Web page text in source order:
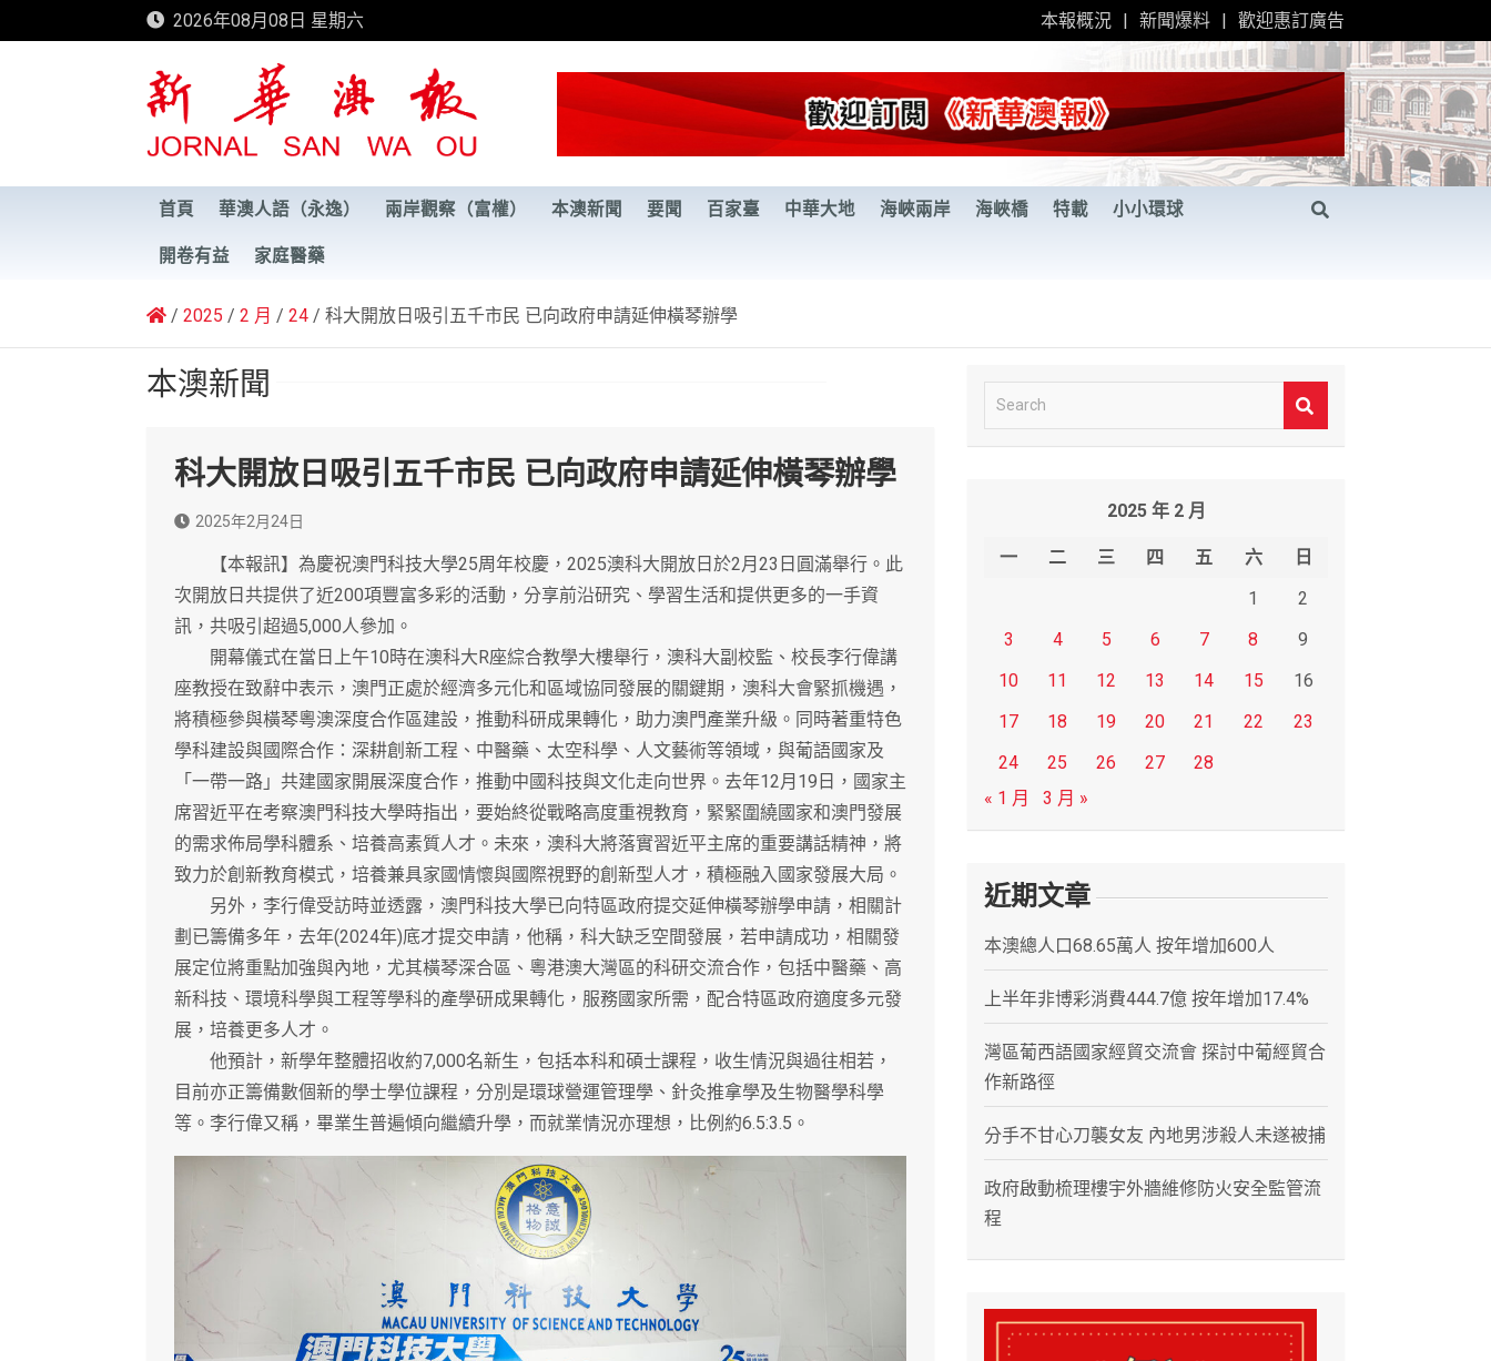
to
2026年08月08日 星期六 本報概況 新聞爆料 歡迎惠訂廣告
新華澳報
首頁 華澳人語（永逸） 兩岸觀察（富權） 本澳新聞 要聞 百家臺 中華大地 海峽兩岸 海峽橋 特載 小小環球
開卷有益 家庭醫藥
2025 2 月 24 科大開放日吸引五千市民 已向政府申請延伸橫琴辦學
本澳新聞
科大開放日吸引五千市民 已向政府申請延伸橫琴辦學
2025年2月24日
【本報訊】為慶祝澳門科技大學25周年校慶，2025澳科大開放日於2月23日圓滿舉行。此
次開放日共提供了近200項豐富多彩的活動，分享前沿研究、學習生活和提供更多的一手資
訊，共吸引超過5,000人參加。
開幕儀式在當日上午10時在澳科大R座綜合教學大樓舉行，澳科大副校監、校長李行偉講
座教授在致辭中表示，澳門正處於經濟多元化和區域協同發展的關鍵期，澳科大會緊抓機遇，
將積極參與橫琴粵澳深度合作區建設，推動科研成果轉化，助力澳門產業升級。同時著重特色
學科建設與國際合作：深耕創新工程、中醫藥、太空科學、人文藝術等領域，與葡語國家及
「一帶一路」共建國家開展深度合作，推動中國科技與文化走向世界。去年12月19日，國家主
席習近平在考察澳門科技大學時指出，要始終從戰略高度重視教育，緊緊圍繞國家和澳門發展
的需求佈局學科體系、培養高素質人才。未來，澳科大將落實習近平主席的重要講話精神，將
致力於創新教育模式，培養兼具家國情懷與國際視野的創新型人才，積極融入國家發展大局。
另外，李行偉受訪時並透露，澳門科技大學已向特區政府提交延伸橫琴辦學申請，相關計
劃已籌備多年，去年(2024年)底才提交申請，他稱，科大缺乏空間發展，若申請成功，相關發
展定位將重點加強與內地，尤其橫琴深合區、粵港澳大灣區的科研交流合作，包括中醫藥、高
新科技、環境科學與工程等學科的產學研成果轉化，服務國家所需，配合特區政府適度多元發
展，培養更多人才。
他預計，新學年整體招收約7,000名新生，包括本科和碩士課程，收生情況與過往相若，
目前亦正籌備數個新的學士學位課程，分別是環球營運管理學、針灸推拿學及生物醫學科學
等。李行偉又稱，畢業生普遍傾向繼續升學，而就業情況亦理想，比例約6.5:3.5。
e
2025 年 2 月
一 二 三 四 五 六
日
1
2
3
4 5 6 7 8
9
10
11 12 13 14 15
16
17
18 19 20 21 22
23
24
25 26 27
28
« 1 月
3 月 »
近期文章
本澳總人口68.65萬人 按年增加600人
上半年非博彩消費444.7億 按年增加17.4%
灣區葡西語國家經貿交流會 探討中葡經貿合
作新路徑
分手不甘心刀襲女友 內地男涉殺人未遂被捕
政府啟動梳理樓宇外牆維修防火安全監管流
程